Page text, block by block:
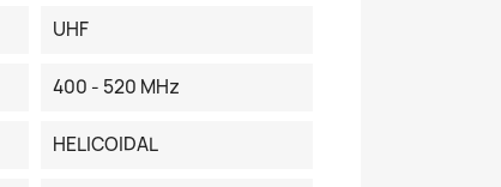
UHF
400 - 520 MHz
HELICOIDAL